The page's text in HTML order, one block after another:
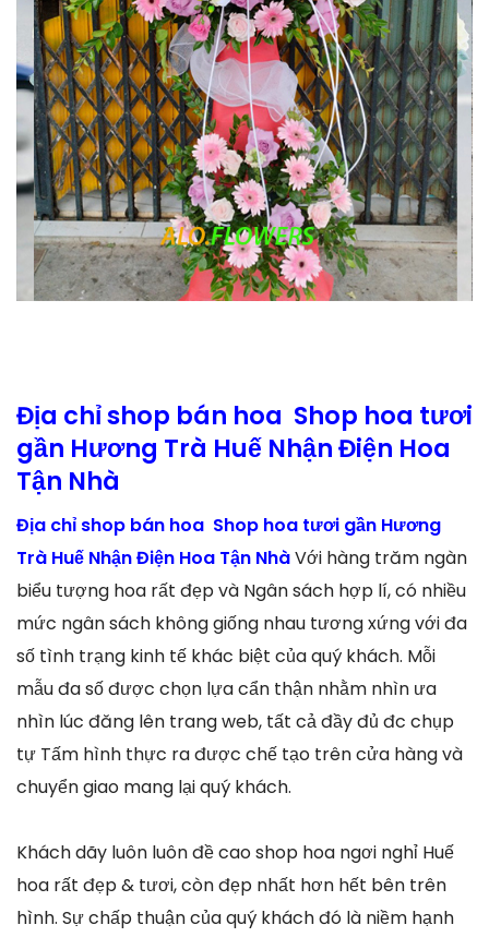
Địa chỉ shop bán hoa Shop hoa tươi
gần Hương Trà Huế Nhận Điện Hoa
Tận Nhà
Địa chỉ shop bán hoa Shop hoa tươi gần Hương
Trà Huế Nhận Điện Hoa Tận NhàVới hàng trăm ngàn
biểu tượng hoa rất đẹp và Ngân sách hợp lí, có nhiều
mức ngân sách không giống nhau tương xứng với đa
số tình trạng kinh tế khác biệt của quý khách. Mỗi
mẫu đa số được chọn lựa cẩn thận nhằm nhìn ưa
nhìn lúc đăng lên trang web, tất cả đầy đủ đc chụp
tự Tấm hình thực ra được chế tạo trên cửa hàng và
chuyển giao mang lại quý khách.
Khách dãy luôn luôn đề cao shop hoa ngơi nghỉ Huế
hoa rất đẹp & tươi, còn đẹp nhất hơn hết bên trên
hình. Sự chấp thuận của quý khách đó là niềm hạnh